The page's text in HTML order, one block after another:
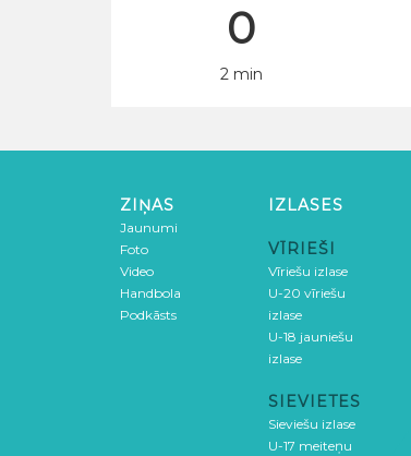
0
2 min
ZIŅAS
Jaunumi
Foto
Video
Handbola
Podkāsts
IZLASES
VĪRIEŠI
Vīriešu izlase
U-20 vīriešu
izlase
U-18 jauniešu
izlase
SIEVIETES
Sieviešu izlase
U-17 meiteņu